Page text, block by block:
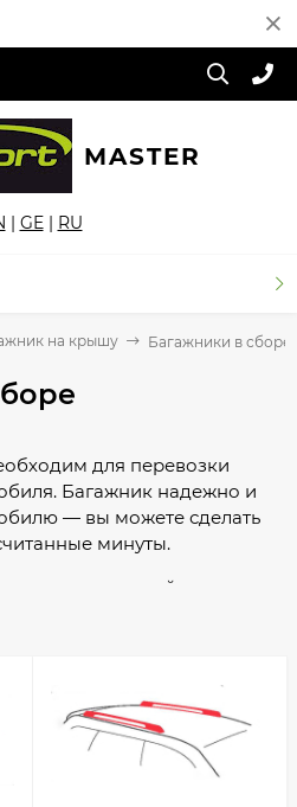
MASTER
| GE| RU
на крышу Багажники в сборе
для перевозки
Багажник надежно и
— вы можете сделать
минуты.
марок и моделей можно
для крыши